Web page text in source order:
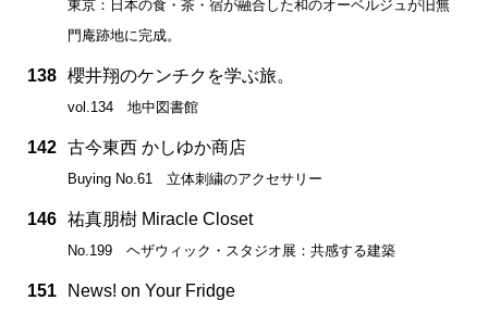
東京：日本の食・茶・宿が融合した和のオーベルジュが旧無
門庵跡地に完成。
138 櫻井翔のケンチクを学ぶ旅。
vol.134 地中図書館
142 古今東西 かしゆか商店
Buying No.61 立体刺繍のアクセサリー
146 祐真朋樹 Miracle Closet
No.199 ヘザウィック・スタジオ展：共感する建築
151 News! on Your Fridge